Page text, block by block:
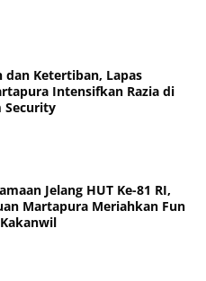
dan Ketertiban, Lapas
Intensifkan Razia di
Security
Jelang HUT Ke-81 RI,
Martapura Meriahkan Fun